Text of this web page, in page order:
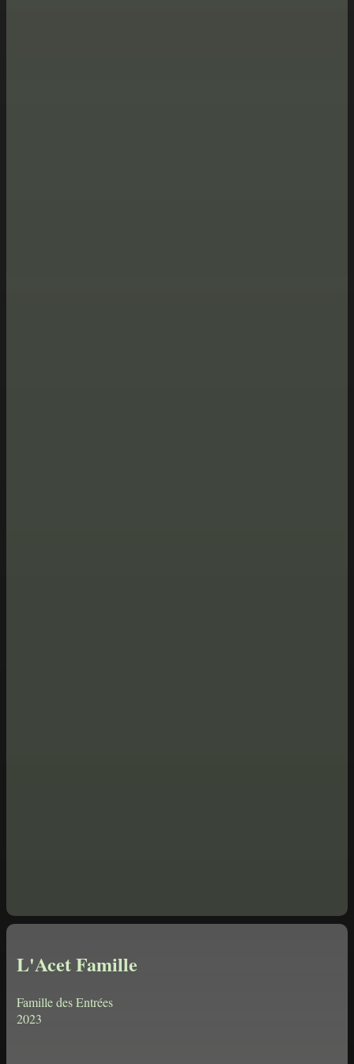
L'Acet Famille
Famille des Entrées
2023